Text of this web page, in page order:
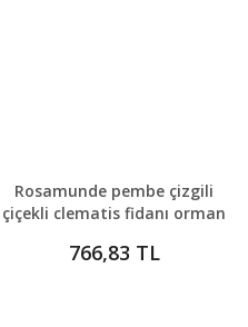
DETAYLAR GELİNCE HABER VER
Rosamunde pembe çizgili
çiçekli clematis fidanı orman
766,83 TL